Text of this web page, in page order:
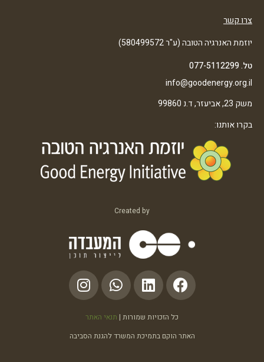
צרו קשר
יוזמת האנרגיה הטובה (ע"ר 580499572)
טל. 077-5112299
info@goodenergy.org.il
משק 23, אביעזר, ד.נ 99860
בקרו אותנו:
כל הזכויות שמורות | תנאי האתר
האתר הוקם בתמיכת המשרד להגנת הסביבה
Created by